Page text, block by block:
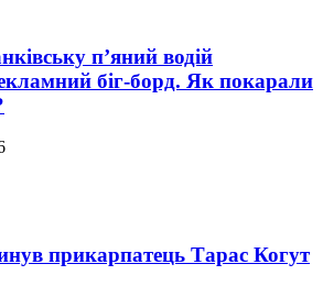
п’яний водій
біг-борд. Як покарали
прикарпатець Тарас Когут